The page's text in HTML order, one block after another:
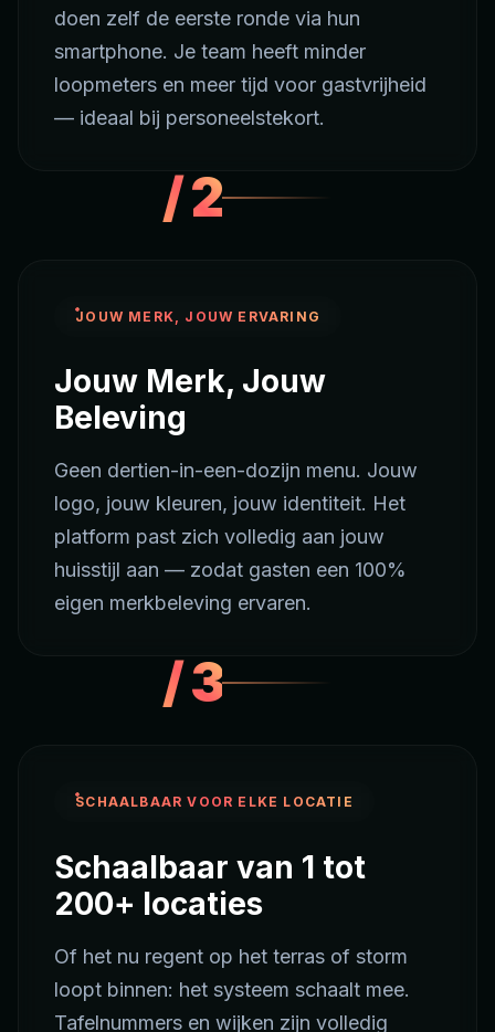
doen zelf de eerste ronde via hun
smartphone. Je team heeft minder
loopmeters en meer tijd voor gastvrijheid
— ideaal bij personeelstekort.
/2
JOUW MERK, JOUW ERVARING
Jouw Merk, Jouw
Beleving
Geen dertien-in-een-dozijn menu. Jouw
logo, jouw kleuren, jouw identiteit. Het
platform past zich volledig aan jouw
huisstijl aan — zodat gasten een 100%
eigen merkbeleving ervaren.
/3
SCHAALBAAR VOOR ELKE LOCATIE
Schaalbaar van 1 tot
200+ locaties
Of het nu regent op het terras of storm
loopt binnen: het systeem schaalt mee.
Tafelnummers en wijken zijn volledig